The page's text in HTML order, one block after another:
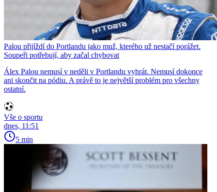
Palou přijíždí do Portlandu jako muž, kterého už nestačí porážet.
Soupeři potřebují, aby začal chybovat
Álex Palou nemusí v neděli v Portlandu vyhrát. Nemusí dokonce
ani skončit na pódiu. A právě to je největší problém pro všechny
ostatní.
Vše o sportu
dnes, 11:51
5 min